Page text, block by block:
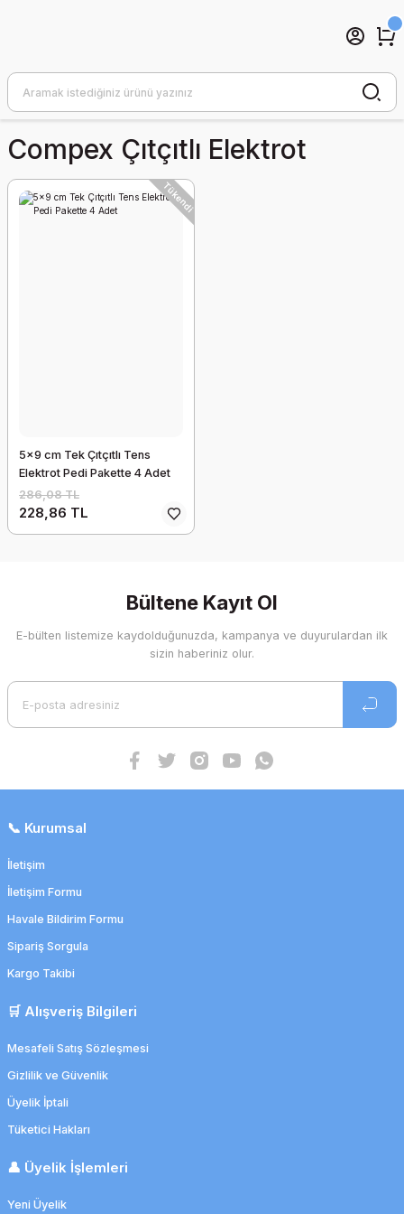
Compex Çıtçıtlı Elektrot
Tükendi
5x9 cm Tek Çıtçıtlı Tens
Elektrot Pedi Pakette 4 Adet
286,08 TL
228,86 TL
Bültene Kayıt Ol
E-bülten listemize kaydolduğunuzda, kampanya ve duyurulardan ilk
sizin haberiniz olur.
📞 Kurumsal
İletişim
İletişim Formu
Havale Bildirim Formu
Sipariş Sorgula
Kargo Takibi
🛒 Alışveriş Bilgileri
Mesafeli Satış Sözleşmesi
Gizlilik ve Güvenlik
Üyelik İptali
Tüketici Hakları
👤 Üyelik İşlemleri
Yeni Üyelik